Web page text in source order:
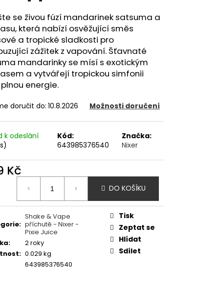
se živou fúzí mandarinek satsuma a
která nabízí osvěžující směs
a tropické sladkosti pro
zážitek z vapování. Šťavnaté
mandarinky se mísí s exotickým
a vytvářejí tropickou simfonii
energie.
doručit do: 10.8.2026 Možnosti doručení
k odeslání
Kód:
643985376540
Značka:
Nixer
Kč
DO KOŠÍKU
:
Shake & Vape
příchutě - Nixer -
Pixie Juice
:
2 roky
: 0.029 kg
643985376540
Tisk
Zeptat se
Hlídat
Sdílet
Následující
- PŘEDNAPLNĚNÁ
- 20MG -